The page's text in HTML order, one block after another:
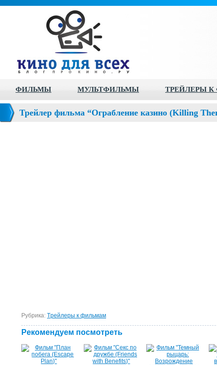
ФИЛЬМЫ МУЛЬТФИЛЬМЫ ТРЕЙЛЕРЫ
Трейлер фильма “Ограбление казино (Killing
Рубрика: Tрейлеры к фильмам
Рекомендуем посмотреть